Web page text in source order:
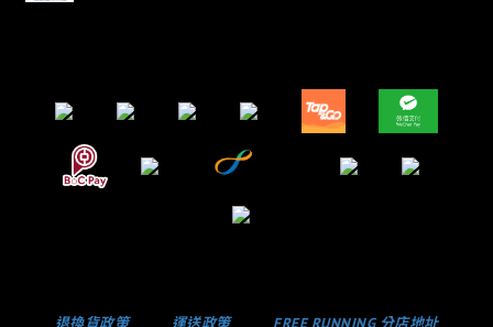
退換貨政策 運送政策 FREE RUNNING 分店地址